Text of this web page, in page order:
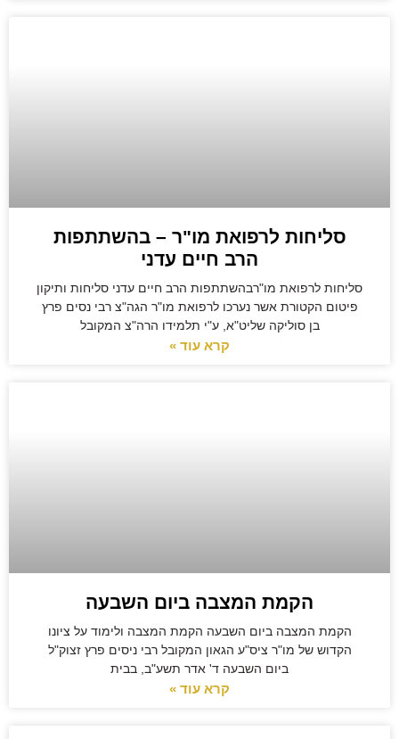
סליחות לרפואת מו"ר – בהשתתפות
הרב חיים עדני
סליחות לרפואת מו"רבהשתתפות הרב חיים עדני סליחות ותיקון
פיטום הקטורת אשר נערכו לרפואת מו"ר הגה"צ רבי נסים פרץ
בן סוליקה שליט"א, ע"י תלמידו הרה"צ המקובל
קרא עוד »
הקמת המצבה ביום השבעה
הקמת המצבה ביום השבעה הקמת המצבה ולימוד על ציונו
הקדוש של מו"ר ציס"ע הגאון המקובל רבי ניסים פרץ זצוק"ל
ביום השבעה ד' אדר תשע"ב, בבית
קרא עוד »